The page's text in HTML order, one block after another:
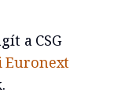
a CSG
Euronext